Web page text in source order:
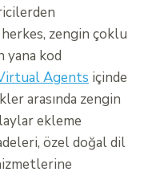
zengin çoklu
yana kod
Agents içinde
arasında zengin
ekleme
özel doğal dil